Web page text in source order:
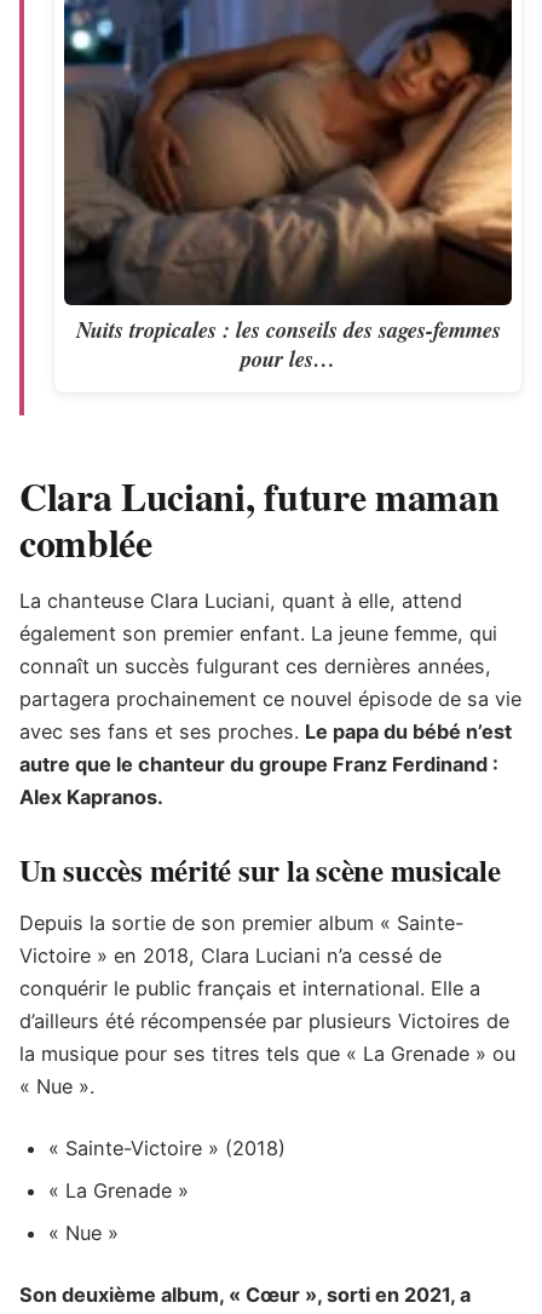
Nuits tropicales : les conseils des sages-femmes
pour les…
Clara Luciani, future maman
comblée
La chanteuse Clara Luciani, quant à elle, attend
également son premier enfant. La jeune femme, qui
connaît un succès fulgurant ces dernières années,
partagera prochainement ce nouvel épisode de sa vie
avec ses fans et ses proches. Le papa du bébé n’est
autre que le chanteur du groupe Franz Ferdinand :
Alex Kapranos.
Un succès mérité sur la scène musicale
Depuis la sortie de son premier album « Sainte-
Victoire » en 2018, Clara Luciani n’a cessé de
conquérir le public français et international. Elle a
d’ailleurs été récompensée par plusieurs Victoires de
la musique pour ses titres tels que « La Grenade » ou
« Nue ».
« Sainte-Victoire » (2018)
« La Grenade »
« Nue »
Son deuxième album, « Cœur », sorti en 2021, a